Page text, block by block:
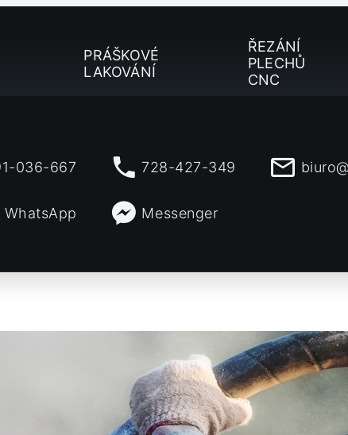
PRÁŠKOVÉ
LAKOVÁNÍ
ŘEZÁNÍ
PLECHŮ
CNC
036-667 728-427-349
WhatsApp Messenger